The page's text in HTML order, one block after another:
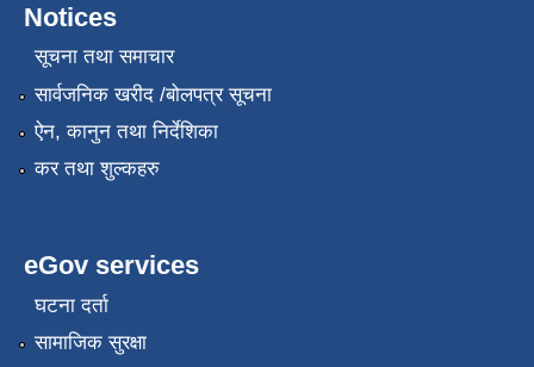
Notices
सूचना तथा समाचार
सार्वजनिक खरीद /बोलपत्र सूचना
ऐन, कानुन तथा निर्देशिका
कर तथा शुल्कहरु
eGov services
घटना दर्ता
सामाजिक सुरक्षा